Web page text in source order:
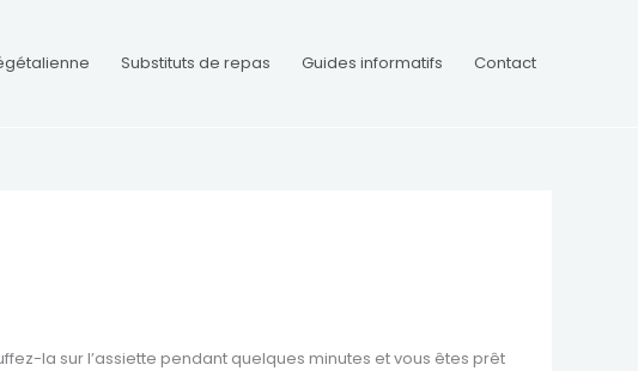
Substituts de repas Guides informatifs Contact
la sur l’assiette pendant quelques minutes et vous êtes prêt